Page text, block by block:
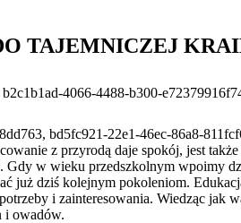
TAJEMNICZEJ
4066-4488-b300-
bd5fc921-22e1-46ec-86a8-
z przyrodą daje spokój, jest
Gdy w wieku przedszkolnym wpoimy
już dziś kolejnym pokoleniom.
i zainteresowania. Wiedząc
i owadów.